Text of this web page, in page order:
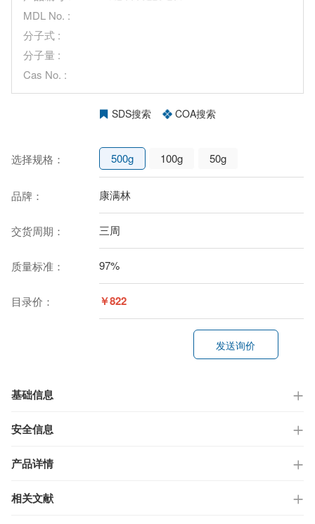
MDL No. :
分子式 :
分子量 :
Cas No. :
SDS搜索 COA搜索
选择规格： 500g 100g 50g
品牌： 康满林
交货周期： 三周
质量标准： 97%
目录价： ￥822
发送询价
基础信息
安全信息
产品详情
相关文献